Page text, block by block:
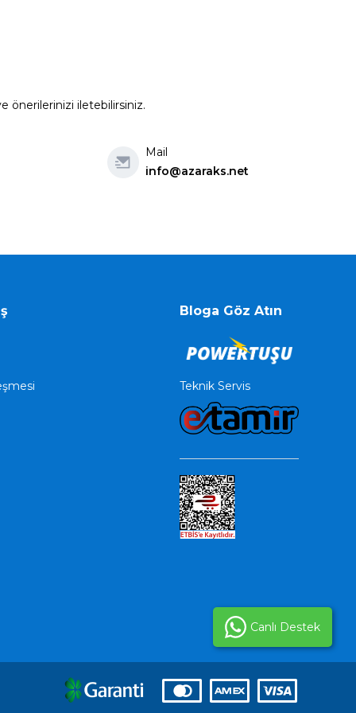
önerilerinizi iletebilirsiniz.
Mail
info@azaraks.net
Bloga Göz Atın
Teknik Servis
Canlı Destek